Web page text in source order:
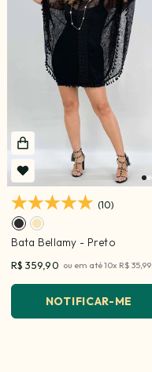
(10)
Bata Bellamy - Preto
R$ 359,90 ou em até10x R$ 35,99
NOTIFICAR-ME